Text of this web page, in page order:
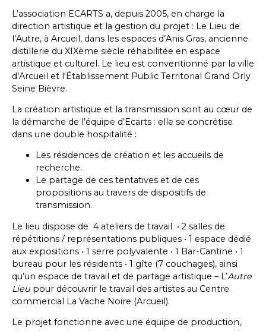
EMPLOIS ET STAGES
Leaflet , ©OpenStreetMapcontributeurs
L’association ECARTS a, depuis 2005, en charge la
direction artistique et la gestion du projet : Le Lieu de
l’Autre, à Arcueil, dans les espaces d’Anis Gras, ancienne
distillerie du XIXème siècle réhabilitée en espace
artistique et culturel. Le lieu est conventionné par la ville
d’Arcueil et l‘Établissement Public Territorial Grand Orly
Seine Bièvre.
La création artistique et la transmission sont au cœur de
la démarche de l’équipe d’Ecarts : elle se concrétise
dans une double hospitalité :
Les résidences de création et les accueils de
recherche.
Le partage de ces tentatives et de ces
propositions au travers de dispositifs de
transmission.
Le lieu dispose de 4 ateliers de travail • 2 salles de
répétitions / représentations publiques • 1 espace dédié
aux expositions • 1 serre polyvalente • 1 Bar-Cantine • 1
bureau pour les résidents • 1 gîte (7 couchages), ainsi
qu’un espace de travail et de partage artistique – L’Autre
Lieu pour découvrir le travail des artistes au Centre
commercial La Vache Noire (Arcueil).
Le projet fonctionne avec une équipe de production,